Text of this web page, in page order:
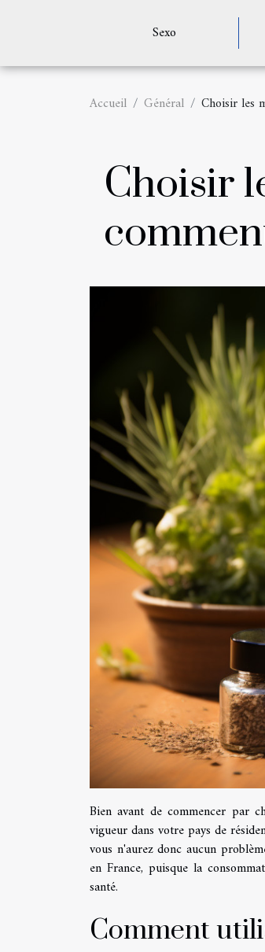
Sexo
Accueil Général Choisir les
Choisir
Bien avant de commencer par
vigueur dans votre pays de
vous n'aurez donc aucun
en France, puisque la
santé.
Comment